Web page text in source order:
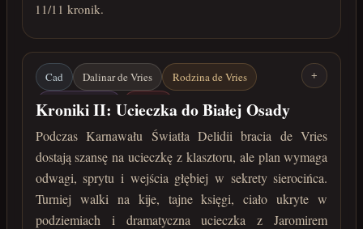
11/11 kronik.
Cad Dalinar de Vries
Rodzina de Vries
Kościół Delidii
Delidia
Bezimienny Klasztor Sierot
Karnawał Światła Delidii
Jaromir
Tajne księgi
Ucieczka
lata 212-213 po Zaćmieniu
+
Kroniki II: Ucieczka do Białej Osady
Podczas Karnawału Światła Delidii bracia de Vries
dostają szansę na ucieczkę z klasztoru, ale plan wymaga
odwagi, sprytu i wejścia głębiej w sekrety sierocińca.
Turniej walki na kije, tajne księgi, ciało ukryte w
podziemiach i dramatyczna ucieczka z Jaromirem